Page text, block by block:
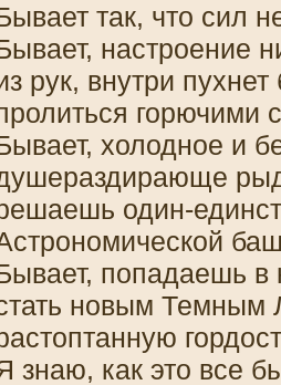
так, что сил
настроение
рук, внутри
горючими
холодное и
один-
попадаешь в
новым Темным
знаю, как это все